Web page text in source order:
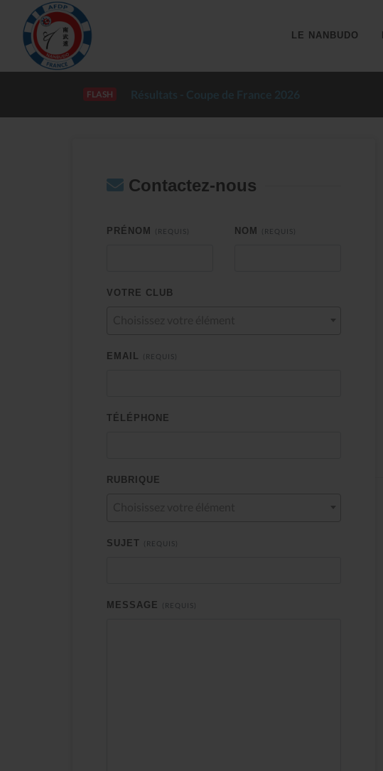
LE NANBUDO
FLASH Résultats - Coupe de France 2026
Contactez-nous
PRÉNOM (REQUIS) NOM (REQUIS)
VOTRE CLUB
EMAIL (REQUIS)
TÉLÉPHONE
RUBRIQUE
SUJET (REQUIS)
MESSAGE (REQUIS)